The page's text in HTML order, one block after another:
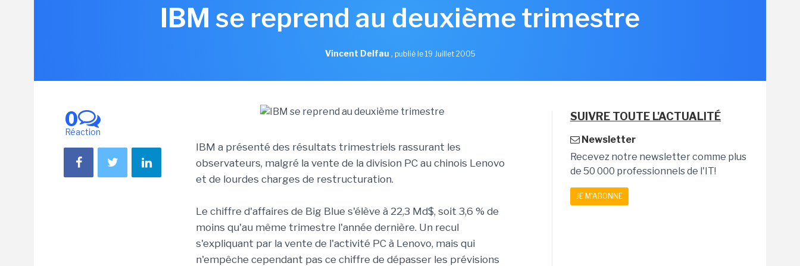
IBM se reprend au deuxième trimestre
Vincent Delfau , publié le 19 Juillet 2005
0
Réaction
IBM a présenté des résultats trimestriels rassurant les
observateurs, malgré la vente de la division PC au chinois Lenovo
et de lourdes charges de restructuration.
Le chiffre d'affaires de Big Blue s'élève à 22,3 Md$, soit 3,6 % de
moins qu'au même trimestre l'année dernière. Un recul
s'expliquant par la vente de l'activité PC à Lenovo, mais qui
n'empêche cependant pas ce chiffre de dépasser les prévisions
SUIVRE TOUTE L'ACTUALITÉ
Newsletter
Recevez notre newsletter comme plus
de 50 000 professionnels de l'IT!
JE M'ABONNE